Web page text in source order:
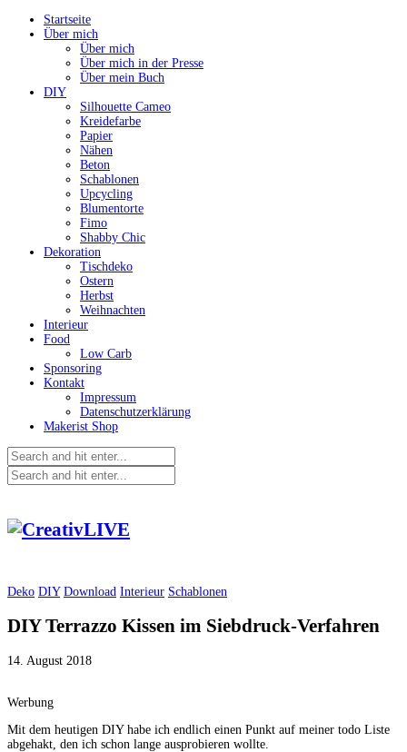
Startseite
Über mich
Über mich
Über mich in der Presse
Über mein Buch
DIY
Silhouette Cameo
Kreidefarbe
Papier
Nähen
Beton
Schablonen
Upcycling
Blumentorte
Fimo
Shabby Chic
Dekoration
Tischdeko
Ostern
Herbst
Weihnachten
Interieur
Food
Low Carb
Sponsoring
Kontakt
Impressum
Datenschutzerklärung
Makerist Shop
Deko DIY Download Interieur Schablonen
DIY Terrazzo Kissen im Siebdruck-Verfahren
14. August 2018
Werbung
Mit dem heutigen DIY habe ich endlich einen Punkt auf meiner todo Liste
abgehakt, den ich schon lange ausprobieren wollte.